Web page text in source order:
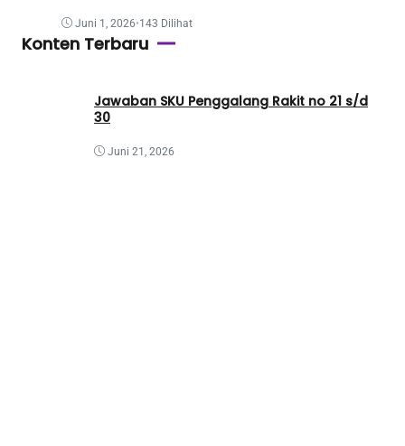
Juni 1, 2026•143 Dilihat
Konten Terbaru
Jawaban SKU Penggalang Rakit no 21 s/d
30
Juni 21, 2026